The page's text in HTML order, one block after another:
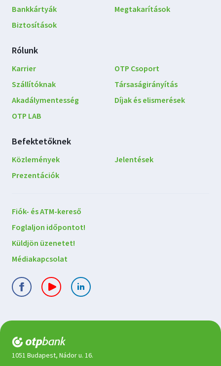
Bankkártyák
Megtakarítások
Biztosítások
Rólunk
Karrier
Szállítóknak
Akadálymentesség
OTP LAB
OTP Csoport
Társaságirányítás
Díjak és elismerések
Befektetőknek
Közlemények
Jelentések
Prezentációk
Lépjen
kapcsolatba
velünk
Fiók- és ATM-kereső
Foglaljon időpontot!
Küldjön üzenetet!
Médiakapcsolat
1051 Budapest, Nádor u. 16.